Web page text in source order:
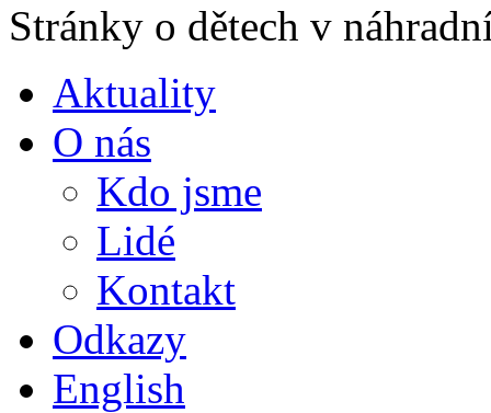
Stránky o dětech v
Aktuality
O nás
Kdo jsme
Lidé
Kontakt
Odkazy
English